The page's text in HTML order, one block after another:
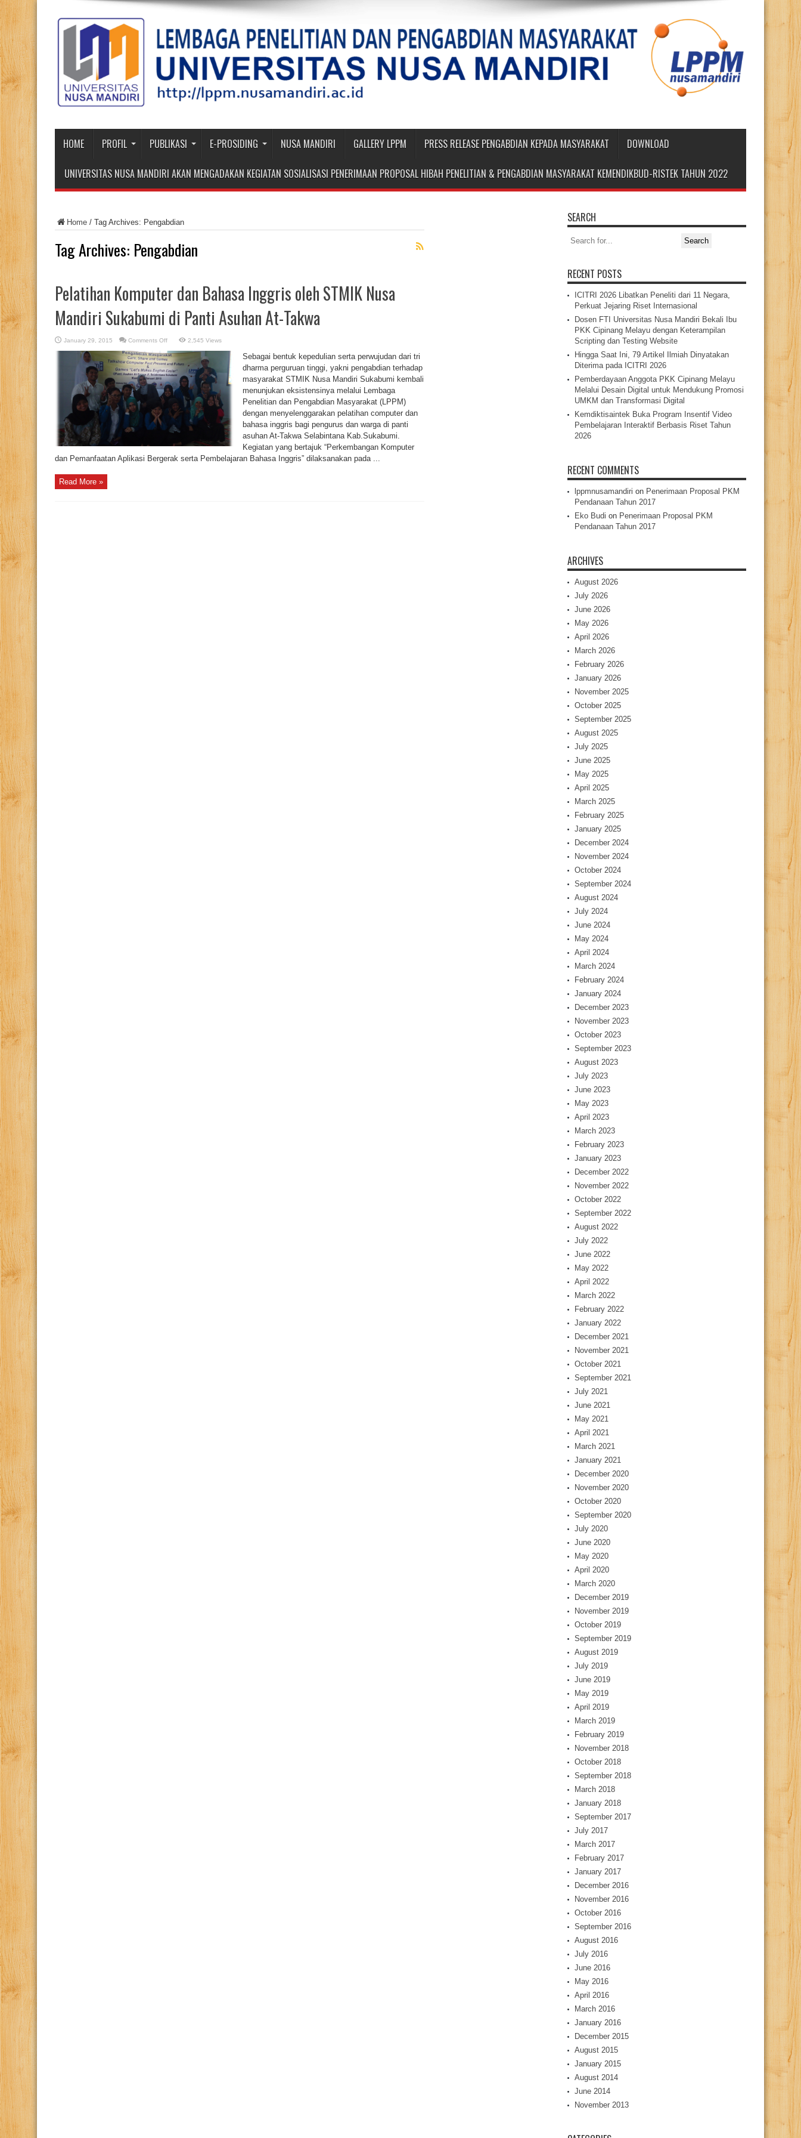
HOME PROFIL PUBLIKASI E-PROSIDING NUSA MANDIRI GALLERY LPPM PRESS RELEASE PENGABDIAN KEPADA MASYARAKAT DOWNLOAD
UNIVERSITAS NUSA MANDIRI AKAN MENGADAKAN KEGIATAN SOSIALISASI PENERIMAAN PROPOSAL HIBAH PENELITIAN & PENGABDIAN MASYARAKAT KEMENDIKBUD-RISTEK TAHUN 2022
Home / Tag Archives: Pengabdian
Tag Archives: Pengabdian
Pelatihan Komputer dan Bahasa Inggris oleh STMIK Nusa
Mandiri Sukabumi di Panti Asuhan At-Takwa
January 29, 2015 Comments Offon
Komputer
dan
Bahasa
Inggris
oleh
STMIK
Nusa
Mandiri
Sukabumi
Panti
Asuhan
At-
2,545 Views
Sebagai bentuk kepedulian serta perwujudan dari tri
dharma perguruan tinggi, yakni pengabdian terhadap
masyarakat STMIK Nusa Mandiri Sukabumi kembali
menunjukan eksistensinya melalui Lembaga
Penelitian dan Pengabdian Masyarakat (LPPM)
dengan menyelenggarakan pelatihan computer dan
bahasa inggris bagi pengurus dan warga di panti
asuhan At-Takwa Selabintana Kab.Sukabumi.
Kegiatan yang bertajuk “Perkembangan Komputer
dan Pemanfaatan Aplikasi Bergerak serta Pembelajaran Bahasa Inggris” dilaksanakan pada ...
Read More »
SEARCH
Search
for:
RECENT POSTS
ICITRI 2026 Libatkan Peneliti dari 11 Negara,
Perkuat Jejaring Riset Internasional
Dosen FTI Universitas Nusa Mandiri Bekali Ibu
PKK Cipinang Melayu dengan Keterampilan
Scripting dan Testing Website
Hingga Saat Ini, 79 Artikel Ilmiah Dinyatakan
Diterima pada ICITRI 2026
Pemberdayaan Anggota PKK Cipinang Melayu
Melalui Desain Digital untuk Mendukung Promosi
UMKM dan Transformasi Digital
Kemdiktisaintek Buka Program Insentif Video
Pembelajaran Interaktif Berbasis Riset Tahun
2026
RECENT COMMENTS
lppmnusamandiri on Penerimaan Proposal PKM
Pendanaan Tahun 2017
Eko Budi on Penerimaan Proposal PKM
Pendanaan Tahun 2017
ARCHIVES
August 2026
July 2026
June 2026
May 2026
April 2026
March 2026
February 2026
January 2026
November 2025
October 2025
September 2025
August 2025
July 2025
June 2025
May 2025
April 2025
March 2025
February 2025
January 2025
December 2024
November 2024
October 2024
September 2024
August 2024
July 2024
June 2024
May 2024
April 2024
March 2024
February 2024
January 2024
December 2023
November 2023
October 2023
September 2023
August 2023
July 2023
June 2023
May 2023
April 2023
March 2023
February 2023
January 2023
December 2022
November 2022
October 2022
September 2022
August 2022
July 2022
June 2022
May 2022
April 2022
March 2022
February 2022
January 2022
December 2021
November 2021
October 2021
September 2021
July 2021
June 2021
May 2021
April 2021
March 2021
January 2021
December 2020
November 2020
October 2020
September 2020
July 2020
June 2020
May 2020
April 2020
March 2020
December 2019
November 2019
October 2019
September 2019
August 2019
July 2019
June 2019
May 2019
April 2019
March 2019
February 2019
November 2018
October 2018
September 2018
March 2018
January 2018
September 2017
July 2017
March 2017
February 2017
January 2017
December 2016
November 2016
October 2016
September 2016
August 2016
July 2016
June 2016
May 2016
April 2016
March 2016
January 2016
December 2015
August 2015
January 2015
August 2014
June 2014
November 2013